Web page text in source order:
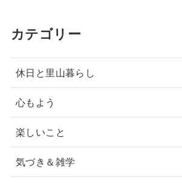
カテゴリー
休日と里山暮らし
心もよう
楽しいこと
気づき＆雑学